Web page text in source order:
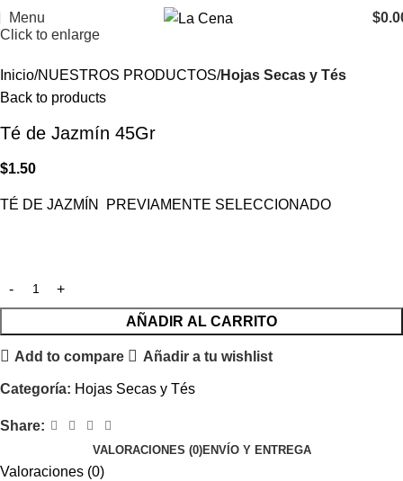
Menu $
Click to enlarge
Inicio NUESTROS PRODUCTOS Hojas Secas y Tés
Back to products
Té de Jazmín 45Gr
$1.50
TÉ DE JAZMÍN PREVIAMENTE SELECCIONADO
AÑADIR AL CARRITO
Add to compare Añadir a tu wishlist
Categoría: Hojas Secas y Tés
Share:
VALORACIONES (0)ENVÍO Y ENTREGA
Valoraciones (0)